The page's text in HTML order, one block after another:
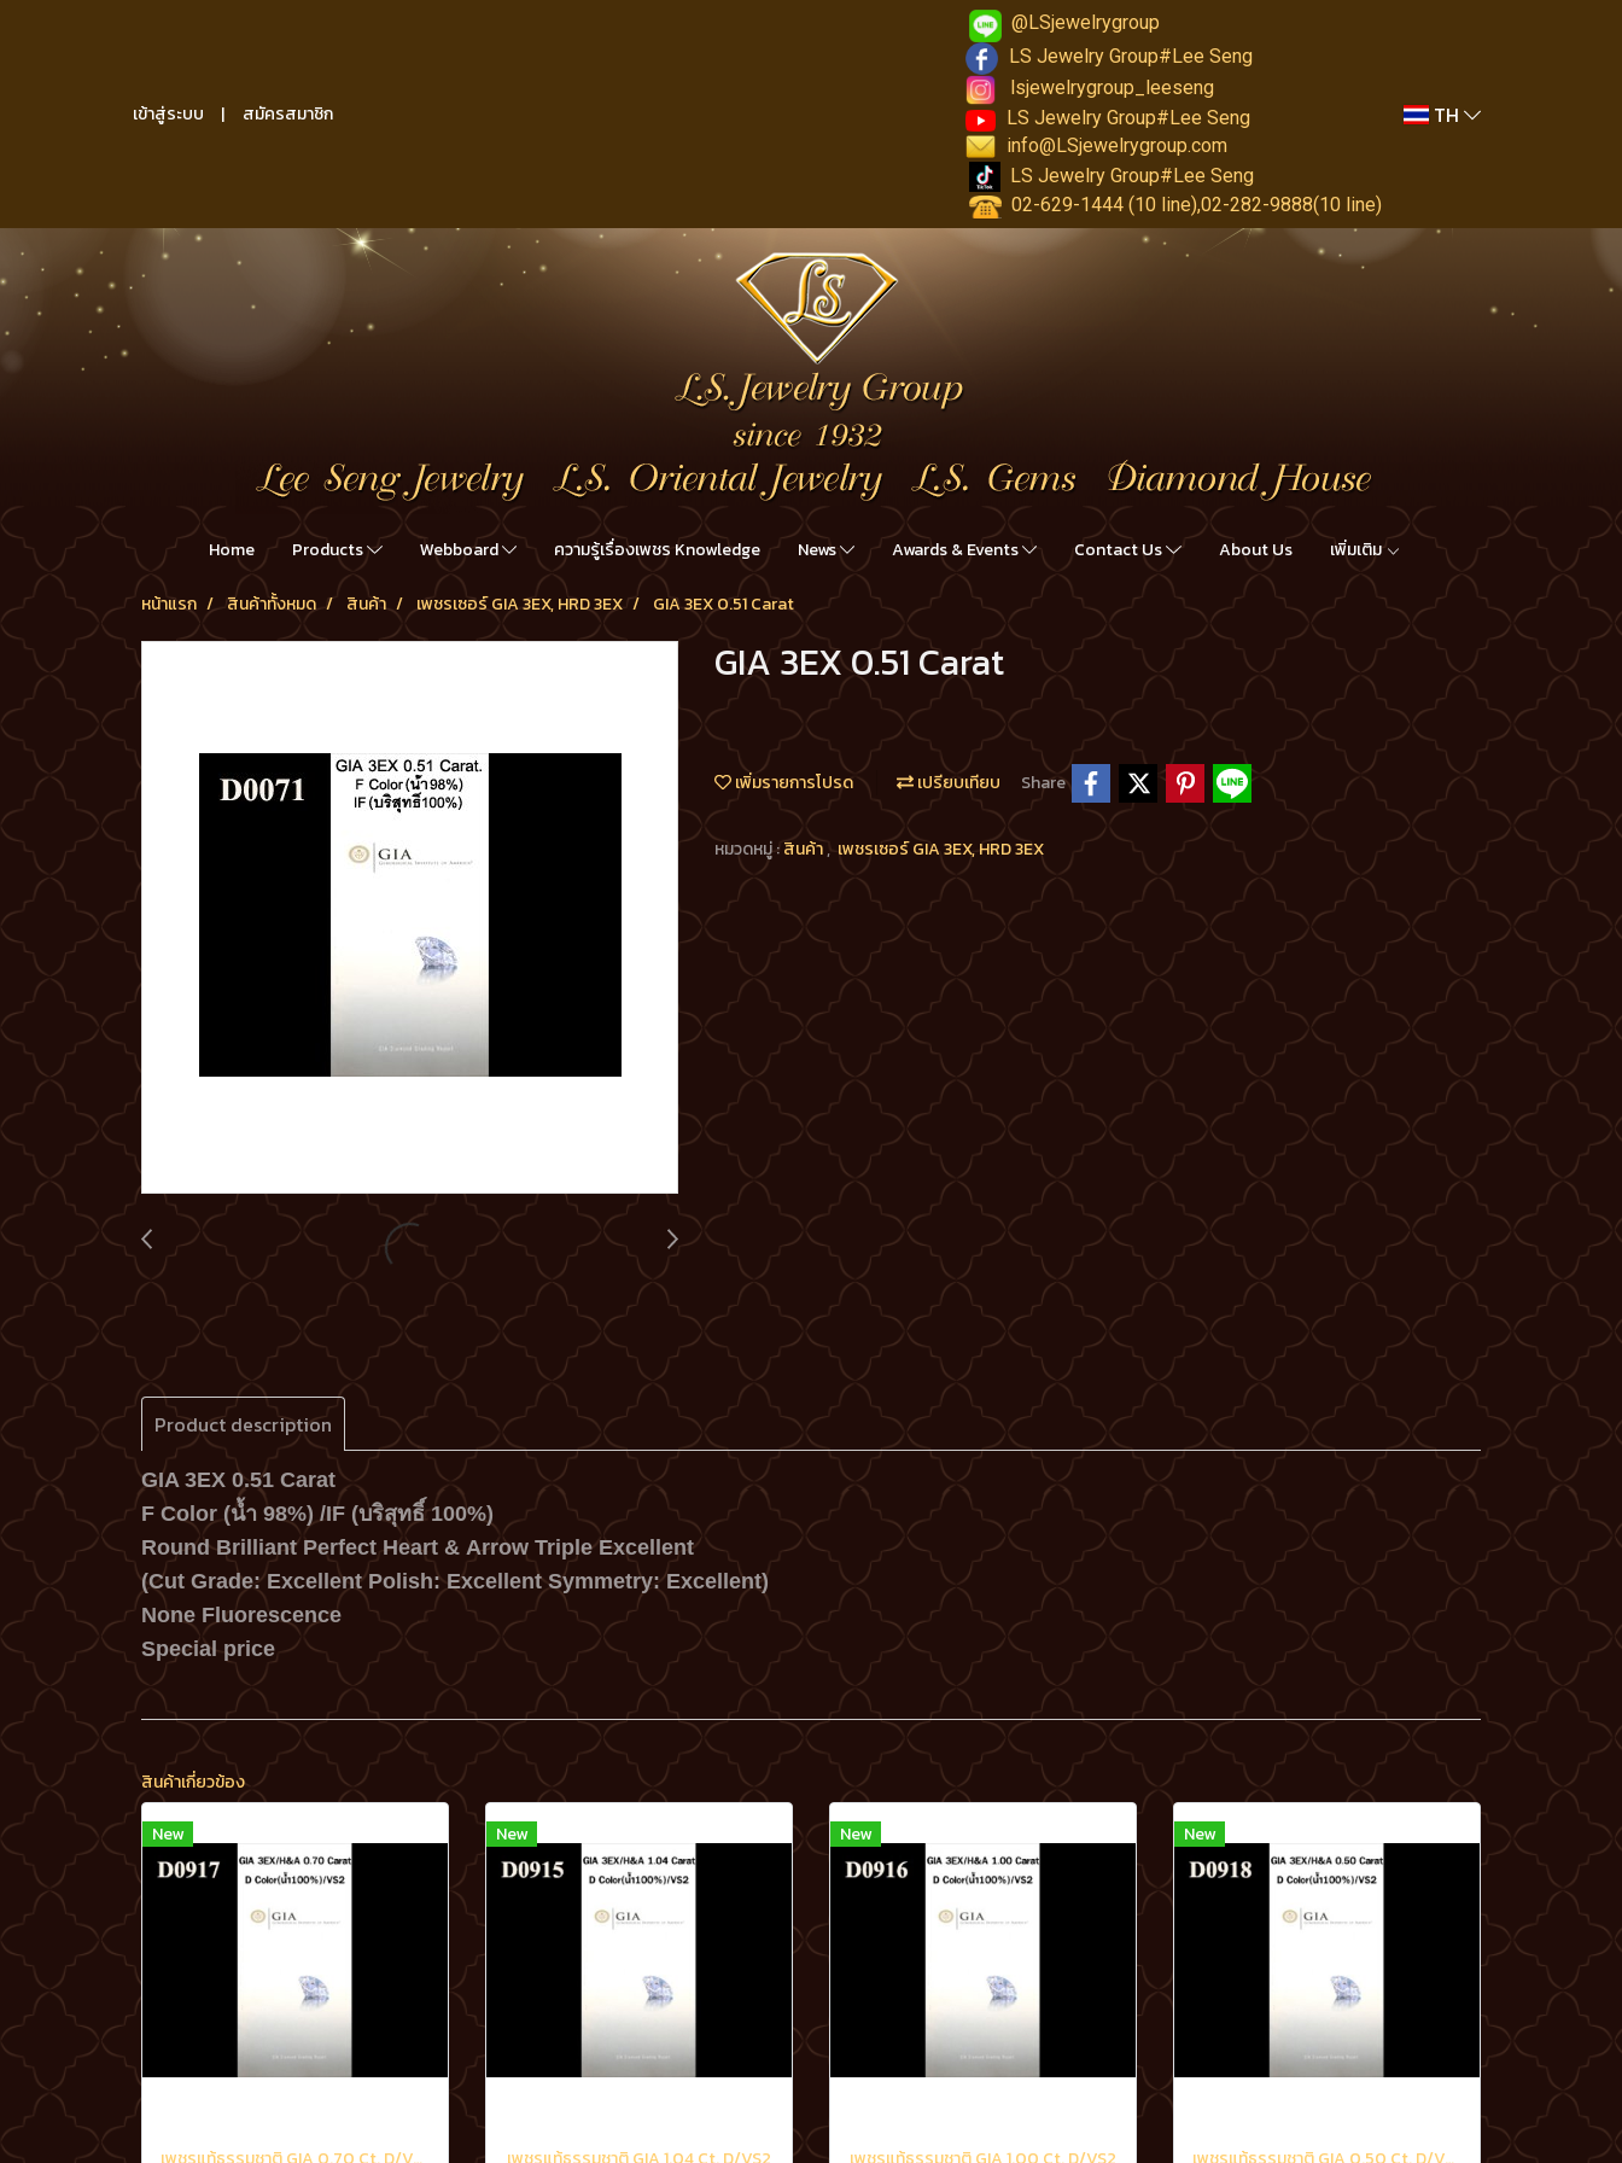
เข้าสู่ระบบ สมัครสมาชิก
@LSjewelrygroup
LS Jewelry Group#Lee Seng
lsjewelrygroup_leeseng
LS Jewelry Group#Lee Seng
info@LSjewelrygroup.com
LS Jewelry Group#Lee Seng
02-629-1444 (10 line),02-282-9888(10 line)
TH
Home Products Webboard ความรู้เรื่องเพชร Knowledge News Awards & Events Contact Us About Us เพิ่มเติม
หน้าแรก สินค้าทั้งหมด สินค้า เพชรเซอร์ GIA 3EX, HRD 3EX GIA 3EX 0.51 Carat
GIA 3EX 0.51 Carat
เพิ่มรายการโปรด เปรียบเทียบ Share
หมวดหมู่ :สินค้า, เพชรเซอร์ GIA 3EX, HRD 3EX
Product description
GIA 3EX 0.51 Carat
F Color (น้ำ 98%) /IF (บริสุทธิ์ 100%)
Round Brilliant Perfect Heart & Arrow Triple Excellent
(Cut Grade: Excellent Polish: Excellent Symmetry: Excellent)
None Fluorescence
Special price
สินค้าเกี่ยวข้อง
New New New New